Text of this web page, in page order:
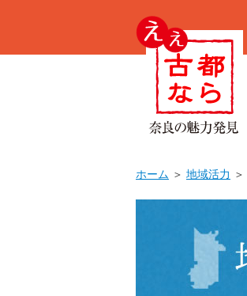
ホーム ＞ 地域活力 ＞